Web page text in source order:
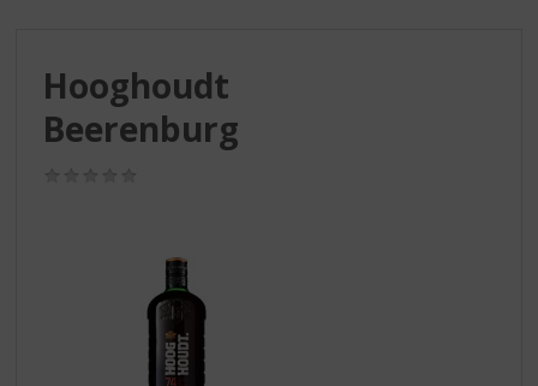
Hooghoudt
Beerenburg